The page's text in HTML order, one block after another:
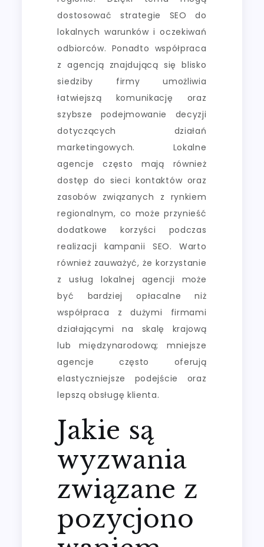
dostosować strategie SEO do
lokalnych warunków i oczekiwań
odbiorców. Ponadto współpraca
z agencją znajdującą się blisko
siedziby firmy umożliwia
łatwiejszą komunikację oraz
szybsze podejmowanie decyzji
dotyczących działań
marketingowych. Lokalne
agencje często mają również
dostęp do sieci kontaktów oraz
zasobów związanych z rynkiem
regionalnym, co może przynieść
dodatkowe korzyści podczas
realizacji kampanii SEO. Warto
również zauważyć, że korzystanie
z usług lokalnej agencji może
być bardziej opłacalne niż
współpraca z dużymi firmami
działającymi na skalę krajową
lub międzynarodową; mniejsze
agencje często oferują
elastyczniejsze podejście oraz
lepszą obsługę klienta.
Jakie są
wyzwania
związane z
pozycjono